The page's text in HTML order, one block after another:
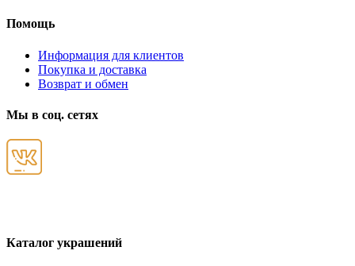
Помощь
Информация для клиентов
Покупка и доставка
Возврат и обмен
Мы в соц. сетях
Каталог украшений